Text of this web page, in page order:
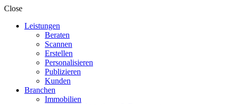
Close
Leistungen
Beraten
Scannen
Erstellen
Personalisieren
Publizieren
Kunden
Branchen
Immobilien